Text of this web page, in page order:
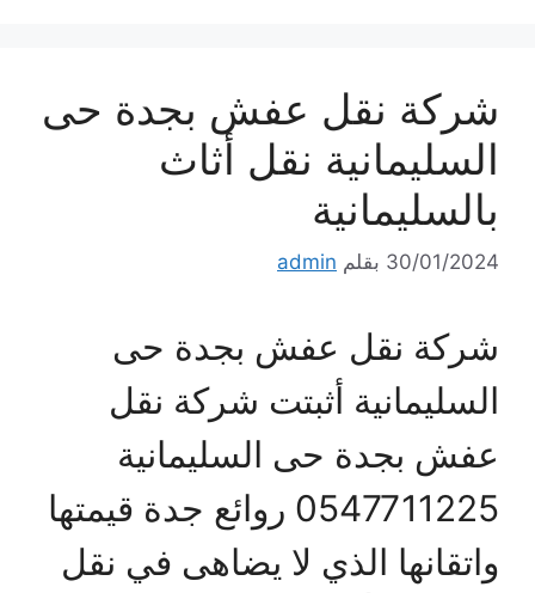
شركة نقل عفش بجدة حى
السليمانية نقل أثاث
بالسليمانية
30/01/2024 بقلم admin
شركة نقل عفش بجدة حى
السليمانية أثبتت شركة نقل
عفش بجدة حى السليمانية
0547711225 روائع جدة قيمتها
واتقانها الذي لا يضاهى في نقل